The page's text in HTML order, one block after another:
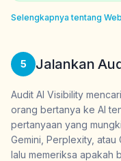
Selengkapnya tentang
5 Jalankan
Audit AI Visibility
orang bertanya ke AI
pertanyaan yang
Gemini, Perplexity, atau
lalu memeriksa apakah